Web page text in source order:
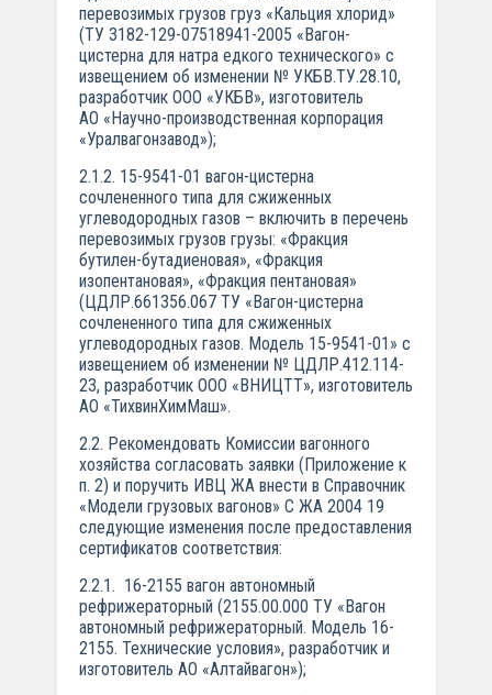
перевозимых грузов груз «Кальция хлорид»
(ТУ 3182-129-07518941-2005 «Вагон-
цистерна для натра едкого технического» с
извещением об изменении № УКБВ.ТУ.28.10,
разработчик ООО «УКБВ», изготовитель
АО «Научно-производственная корпорация
«Уралвагонзавод»);
2.1.2. 15-9541-01 вагон-цистерна
сочлененного типа для сжиженных
углеводородных газов – включить в перечень
перевозимых грузов грузы: «Фракция
бутилен-бутадиеновая», «Фракция
изопентановая», «Фракция пентановая»
(ЦДЛР.661356.067 ТУ «Вагон-цистерна
сочлененного типа для сжиженных
углеводородных газов. Модель 15-9541-01» с
извещением об изменении № ЦДЛР.412.114-
23, разработчик ООО «ВНИЦТТ», изготовитель
АО «ТихвинХимМаш».
2.2. Рекомендовать Комиссии вагонного
хозяйства согласовать заявки (Приложение к
п. 2) и поручить ИВЦ ЖА внести в Справочник
«Модели грузовых вагонов» С ЖА 2004 19
следующие изменения после предоставления
сертификатов соответствия:
2.2.1. 16-2155 вагон автономный
рефрижераторный (2155.00.000 ТУ «Вагон
автономный рефрижераторный. Модель 16-
2155. Технические условия», разработчик и
изготовитель АО «Алтайвагон»);